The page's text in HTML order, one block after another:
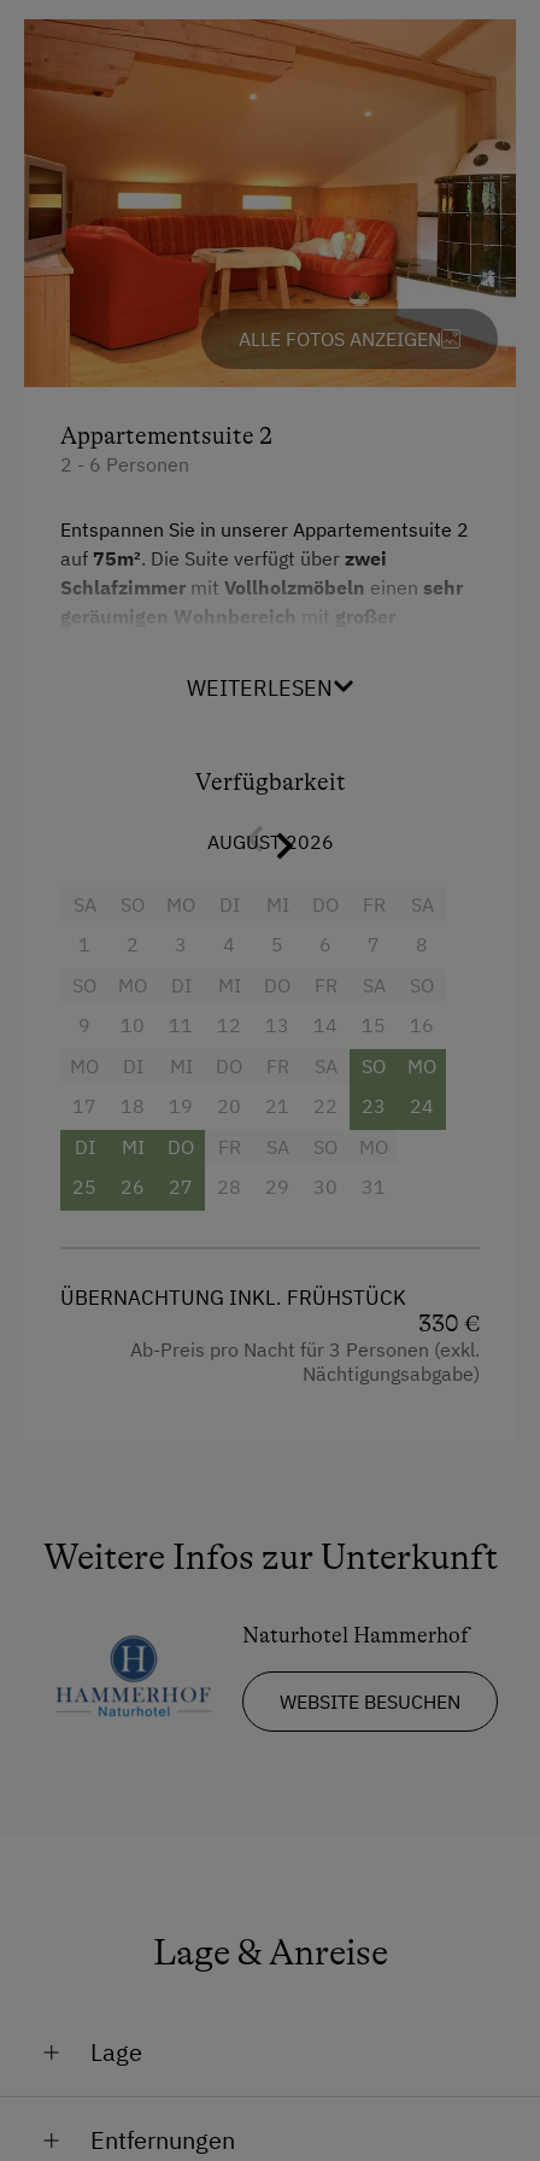
Kühlschrank
Doppelbett (Kingsize)
ALLE FOTOS ANZEIGEN
Appartementsuite 2
2 - 6 Personen
Entspannen Sie in unserer Appartementsuite 2
auf 75m². Die Suite verfügt über zwei
Schlafzimmer mit Vollholzmöbeln einen sehr
geräumigen Wohnbereich mit großer
vollausgestattet und dasBadezimme
Badewanne ist räumlich vomWC getrennt
Sie entspannt „strahlenfrei“ schlafen.
4 Plattenherd
Backofen
Haarföhn
Handtücher
Kühlschrank
WEITERLESEN
Verfügbarkeit
AUGUST 2026
SA
1
SO
2
MO
3
DI
4
MI
5
DO
6
FR
7
SA
8
SO
9
MO
10
DI
11
MI
12
DO
13
FR
14
SA
15
SO
16
MO
17
DI
18
MI
19
DO
20
FR
21
SA
22
SO
23
MO
24
DI
25
MI
26
DO
27
FR
28
SA
29
SO
30
MO
31
ÜBERNACHTUNG INKL. FRÜHSTÜCK
330 €
Ab-Preis pro Nacht für 3 Personen (exkl.
Nächtigungsabgabe)
Weitere Infos zur Unterkunft
Naturhotel Hammerhof
WEBSITE BESUCHEN
Lage & Anreise
Lage
Entfernungen